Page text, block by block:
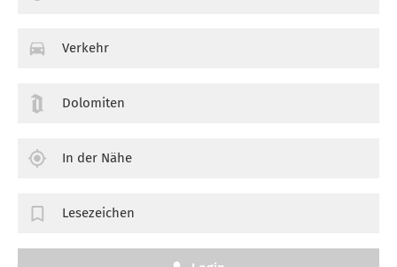
Verkehr
Dolomiten
In der Nähe
Lesezeichen